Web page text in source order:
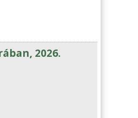
2026.